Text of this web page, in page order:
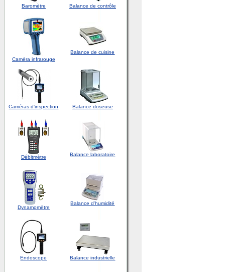
Baromètre Balance de contrôle
Caméra infrarouge
Balance de cuisine
Caméras d'inspection Balance doseuse
Débitmètre Balance laboratoire
Dynamomètre
Balance d'humidité
Endoscope Balance industrielle